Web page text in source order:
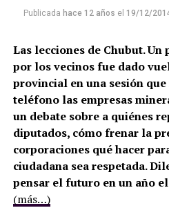
Publicada hace 12 años el 19/12/
Las lecciones de Chubut.
por los vecinos fue dado
provincial en una sesión
teléfono las empresas
un debate sobre a quiénes
diputados, cómo frenar la
corporaciones qué hacer
ciudadana sea respetada.
pensar el futuro en un año
(más…)